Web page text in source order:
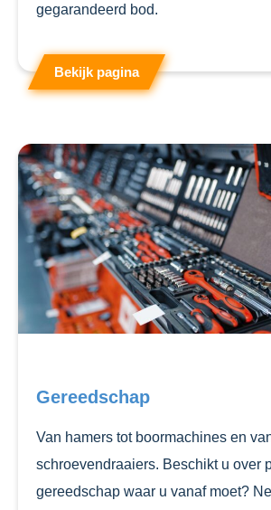
gegarandeerd bod.
Bekijk pagina
Gereedschap
Van hamers tot boormachines en
schroevendraaiers. Beschikt u over
gereedschap waar u vanaf moet?